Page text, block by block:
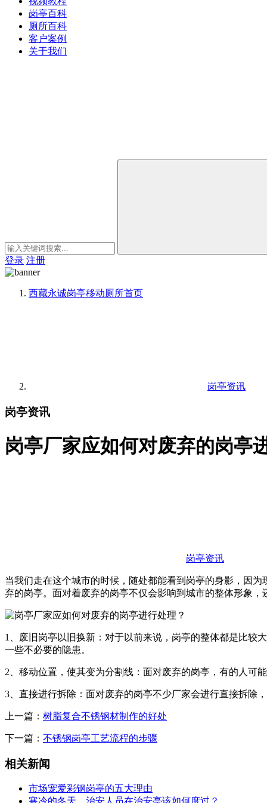
岗亭百科
厕所百科
客户案例
关于我们
登录 注册
西藏永诚岗亭移动厕所首页
岗亭资讯
岗亭资讯
岗亭厂家应如何对废弃的岗亭
岗亭资讯
当我们走在这个城市的时候，随处都能看到岗亭的身影，因
弃的岗亭。面对着废弃的岗亭不仅会影响到城市的整体形象
1、废旧岗亭以旧换新：对于以前来说，岗亭的整体都是比较
一些不必要的隐患。
2、移动位置，使其变为分割线：面对废弃的岗亭，有的人可
3、直接进行拆除：面对废弃的岗亭不少厂家会进行直接拆除
上一篇： 树脂复合不锈钢材制作的好处
下一篇： 不锈钢岗亭工艺流程的步骤
相关新闻
市场宠爱彩钢岗亭的五大理由